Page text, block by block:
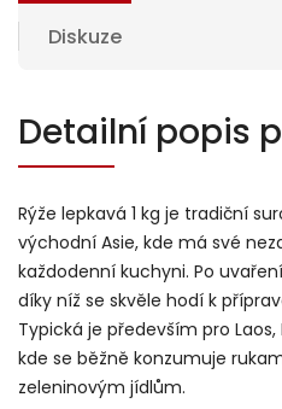
Diskuze
Detailní popis
Rýže lepkavá 1 kg je tradiční
východní Asie, kde má své
každodenní kuchyni. Po
díky níž se skvěle hodí k
Typická je především pro
kde se běžně konzumuje
zeleninovým jídlům.